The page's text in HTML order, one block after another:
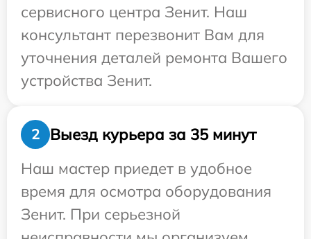
сервисного центра Зенит. Наш
консультант перезвонит Вам для
уточнения деталей ремонта Вашего
устройства Зенит.
2
Выезд курьера за 35 минут
Наш мастер приедет в удобное
время для осмотра оборудования
Зенит. При серьезной